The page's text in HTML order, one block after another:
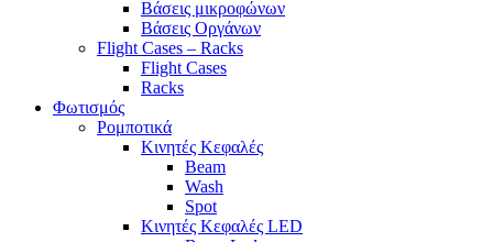
Βάσεις μικροφώνων
Βάσεις Οργάνων
Flight Cases – Racks
Flight Cases
Racks
Φωτισμός
Ρομποτικά
Κινητές Κεφαλές
Beam
Wash
Spot
Κινητές Κεφαλές LED